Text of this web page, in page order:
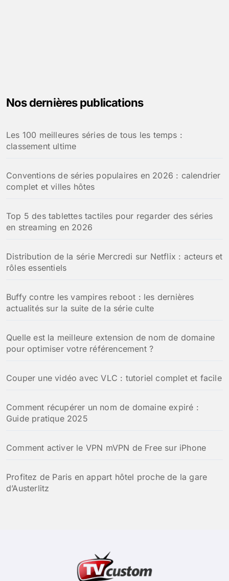
Nos dernières publications
Les 100 meilleures séries de tous les temps :
classement ultime
Conventions de séries populaires en 2026 : calendrier
complet et villes hôtes
Top 5 des tablettes tactiles pour regarder des séries
en streaming en 2026
Distribution de la série Mercredi sur Netflix : acteurs et
rôles essentiels
Buffy contre les vampires reboot : les dernières
actualités sur la suite de la série culte
Quelle est la meilleure extension de nom de domaine
pour optimiser votre référencement ?
Couper une vidéo avec VLC : tutoriel complet et facile
Comment récupérer un nom de domaine expiré :
Guide pratique 2025
Comment activer le VPN mVPN de Free sur iPhone
Profitez de Paris en appart hôtel proche de la gare
d’Austerlitz